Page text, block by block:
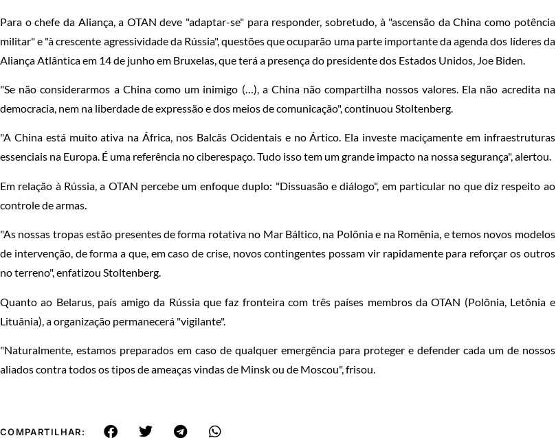
Para o chefe da Aliança, a OTAN deve "adaptar-se" para responder, sobretudo, à "ascensão da China como potência
militar" e "à crescente agressividade da Rússia", questões que ocuparão uma parte importante da agenda dos líderes da
Aliança Atlântica em 14 de junho em Bruxelas, que terá a presença do presidente dos Estados Unidos, Joe Biden.
"Se não considerarmos a China como um inimigo (…), a China não compartilha nossos valores. Ela não acredita na
democracia, nem na liberdade de expressão e dos meios de comunicação", continuou Stoltenberg.
"A China está muito ativa na África, nos Balcãs Ocidentais e no Ártico. Ela investe maciçamente em infraestruturas
essenciais na Europa. É uma referência no ciberespaço. Tudo isso tem um grande impacto na nossa segurança", alertou.
Em relação à Rússia, a OTAN percebe um enfoque duplo: "Dissuasão e diálogo", em particular no que diz respeito ao
controle de armas.
"As nossas tropas estão presentes de forma rotativa no Mar Báltico, na Polônia e na Romênia, e temos novos modelos
de intervenção, de forma a que, em caso de crise, novos contingentes possam vir rapidamente para reforçar os outros
no terreno", enfatizou Stoltenberg.
Quanto ao Belarus, país amigo da Rússia que faz fronteira com três países membros da OTAN (Polônia, Letônia e
Lituânia), a organização permanecerá "vigilante".
"Naturalmente, estamos preparados em caso de qualquer emergência para proteger e defender cada um de nossos
aliados contra todos os tipos de ameaças vindas de Minsk ou de Moscou", frisou.
COMPARTILHAR: